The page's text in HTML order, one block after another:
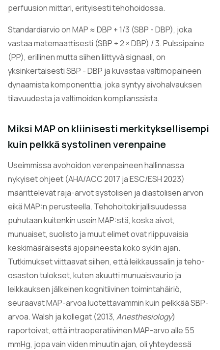
perfuusion mittari, erityisesti tehohoidossa.
Standardiarvio on MAP ≈ DBP + 1/3 (SBP - DBP), joka
vastaa matemaattisesti (SBP + 2 × DBP) / 3. Pulssipaine
(PP), erillinen mutta siihen liittyvä signaali, on
yksinkertaisesti SBP - DBP ja kuvastaa valtimopaineen
dynaamista komponenttia, joka syntyy aivohalvauksen
tilavuudesta ja valtimoiden komplianssista.
Miksi MAP on kliinisesti merkityksellisempi
kuin pelkkä systolinen verenpaine
Useimmissa avohoidon verenpaineen hallinnassa
nykyiset ohjeet (AHA/ACC 2017 ja ESC/ESH 2023)
määrittelevät raja-arvot systolisen ja diastolisen arvon
eikä MAP:n perusteella. Tehohoitokirjallisuudessa
puhutaan kuitenkin usein MAP:stä, koska aivot,
munuaiset, suolisto ja muut elimet ovat riippuvaisia
keskimääräisestä ajopaineesta koko syklin ajan.
Tutkimukset viittaavat siihen, että leikkaussalin ja teho-
osaston tulokset, kuten akuutti munuaisvaurio ja
leikkauksen jälkeinen kognitiivinen toimintahäiriö,
seuraavat MAP-arvoa luotettavammin kuin pelkkää SBP-
arvoa. Walsh ja kollegat (2013, Anesthesiology)
raportoivat, että intraoperatiivinen MAP-arvo alle 55
mmHg, jopa vain viiden minuutin ajan, oli yhteydessä